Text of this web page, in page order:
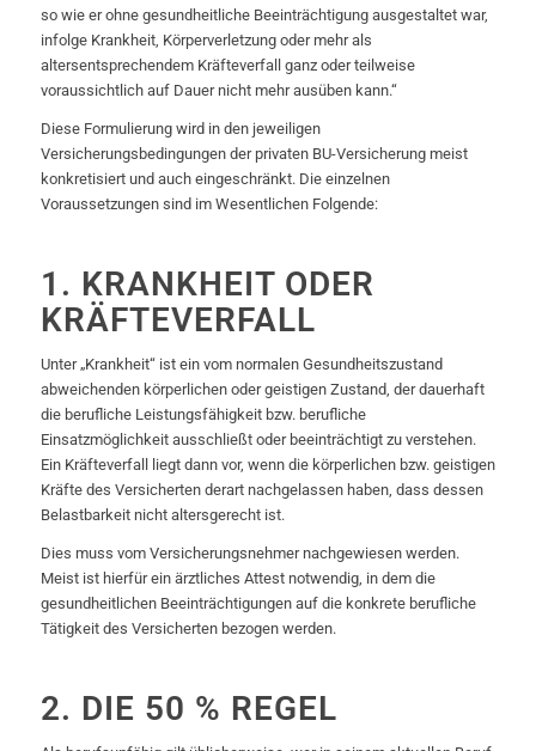
so wie er ohne gesundheitliche Beeinträchtigung ausgestaltet war,
infolge Krankheit, Körperverletzung oder mehr als
altersentsprechendem Kräfteverfall ganz oder teilweise
voraussichtlich auf Dauer nicht mehr ausüben kann.“
Diese Formulierung wird in den jeweiligen
Versicherungsbedingungen der privaten BU-Versicherung meist
konkretisiert und auch eingeschränkt. Die einzelnen
Voraussetzungen sind im Wesentlichen Folgende:
1. KRANKHEIT ODER
KRÄFTEVERFALL
Unter „Krankheit“ ist ein vom normalen Gesundheitszustand
abweichenden körperlichen oder geistigen Zustand, der dauerhaft
die berufliche Leistungsfähigkeit bzw. berufliche
Einsatzmöglichkeit ausschließt oder beeinträchtigt zu verstehen.
Ein Kräfteverfall liegt dann vor, wenn die körperlichen bzw. geistigen
Kräfte des Versicherten derart nachgelassen haben, dass dessen
Belastbarkeit nicht altersgerecht ist.
Dies muss vom Versicherungsnehmer nachgewiesen werden.
Meist ist hierfür ein ärztliches Attest notwendig, in dem die
gesundheitlichen Beeinträchtigungen auf die konkrete berufliche
Tätigkeit des Versicherten bezogen werden.
2. DIE 50 % REGEL